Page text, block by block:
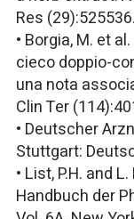
Res (29):525536.
• Borgia, M. et
cieco doppio-
una nota
Clin Ter
• Deutscher
Stuttgart:
• List, P.H. and
Handbuch der